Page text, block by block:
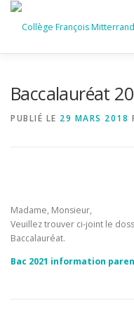
Aller
contenu
Baccalauréat
PUBLIÉ LE 29 MARS 2018
Madame, Monsieur,
Veuillez trouver ci-joint le
Baccalauréat.
Bac 2021 information